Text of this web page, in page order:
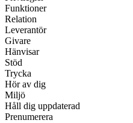
Funktioner
Relation
Leverantör
Givare
Hänvisar
Stöd
Trycka
Hör av dig
Miljö
Håll dig uppdaterad
Prenumerera